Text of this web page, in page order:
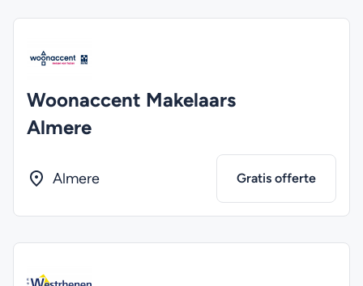
Woonaccent Makelaars
Almere
Almere Gratis offerte